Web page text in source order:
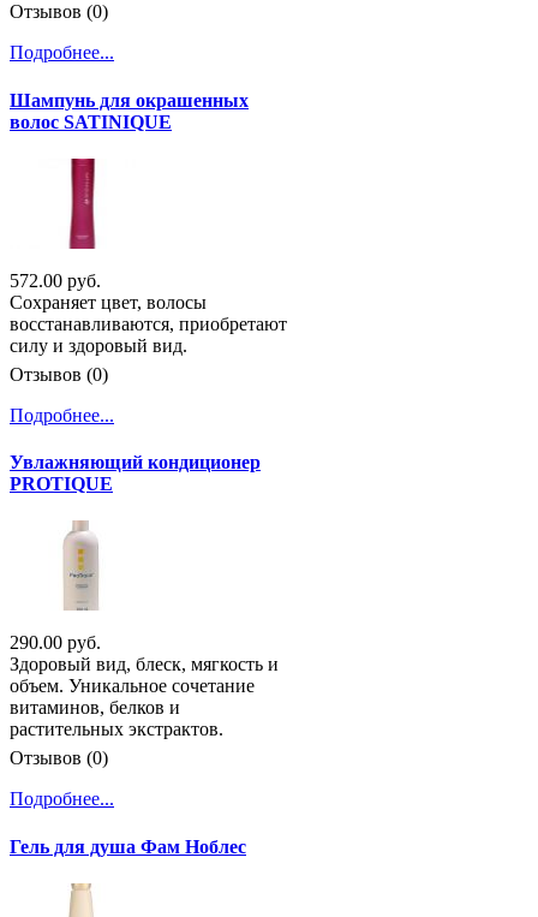
Отзывов (0)
Подробнее...
Шампунь для окрашенных
волос SATINIQUE
572.00 руб.
Сохраняет цвет, волосы
восстанавливаются, приобретают
силу и здоровый вид.
Отзывов (0)
Подробнее...
Увлажняющий кондиционер
PROTIQUE
290.00 руб.
Здоровый вид, блеск, мягкость и
объем. Уникальное сочетание
витаминов, белков и
растительных экстрактов.
Отзывов (0)
Подробнее...
Гель для душа Фам Ноблес